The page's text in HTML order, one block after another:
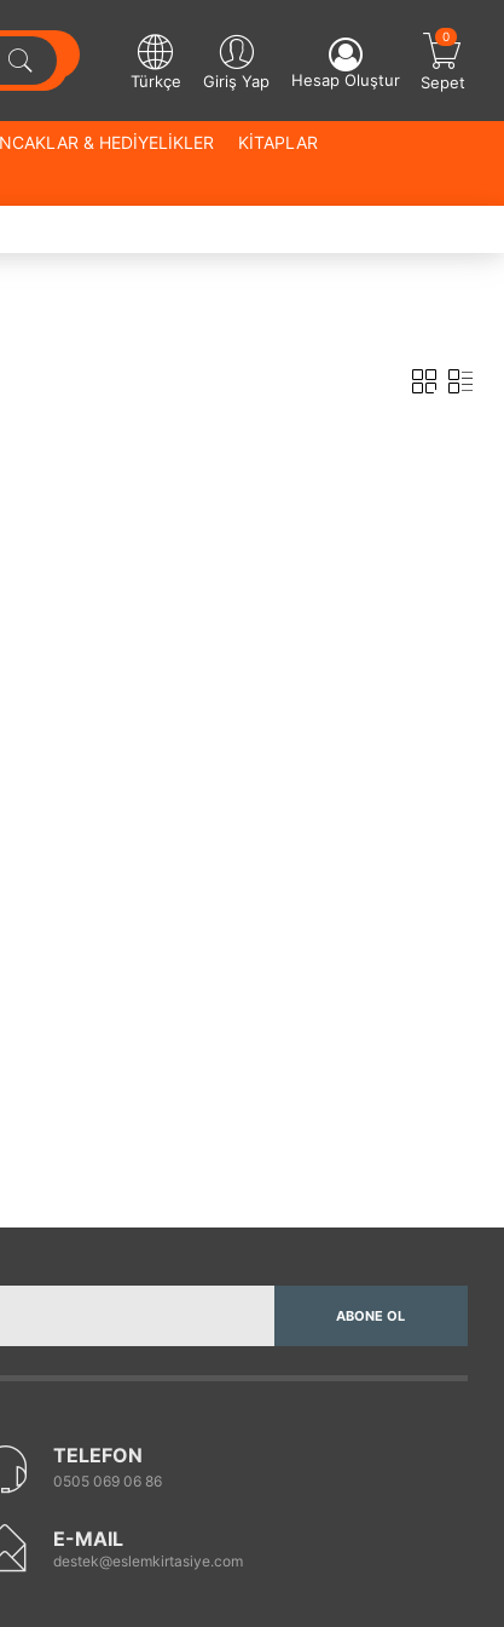
Sepet
0
Türkçe Giriş Yap Hesap Oluştur
& HEDİYELİKLER KİTAPLAR
ABONE OL
TELEFON
0505 069 06 86
E-MAIL
destek@eslemkirtasiye.com